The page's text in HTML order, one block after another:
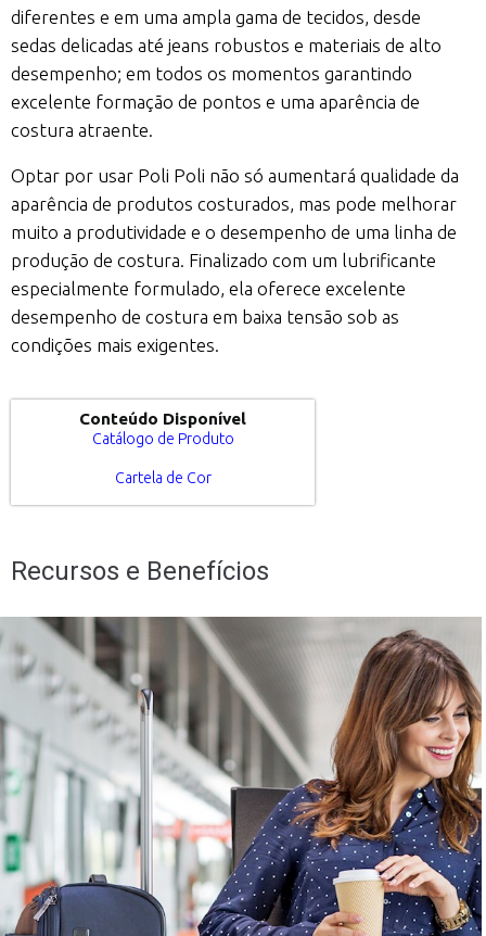
diferentes e em uma ampla gama de tecidos, desde
sedas delicadas até jeans robustos e materiais de alto
desempenho; em todos os momentos garantindo
excelente formação de pontos e uma aparência de
costura atraente.
Optar por usar Poli Poli não só aumentará qualidade da
aparência de produtos costurados, mas pode melhorar
muito a produtividade e o desempenho de uma linha de
produção de costura. Finalizado com um lubrificante
especialmente formulado, ela oferece excelente
desempenho de costura em baixa tensão sob as
condições mais exigentes.
Conteúdo Disponível
Catálogo de Produto
Cartela de Cor
Recursos e Benefícios